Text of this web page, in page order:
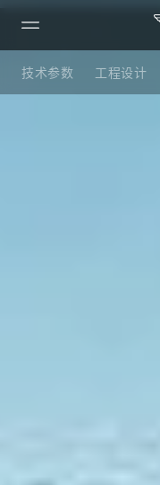
DB12
技术参数 工程设计